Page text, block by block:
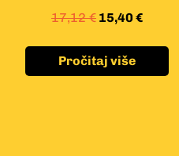
17,12€ 15,40 €
Pročitaj više